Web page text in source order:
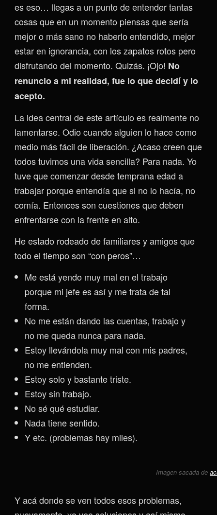
es eso… llegas a un punto de entender tantas
cosas que en un momento piensas que sería
mejor o más sano no haberlo entendido, mejor
estar en ignorancia, con los zapatos rotos pero
disfrutando del momento. Quizás. ¡Ojo! No
renuncio a mi realidad, fue lo que decidí y lo
acepto.
La idea central de este artículo es realmente no
lamentarse. Odio cuando alguien lo hace como
medio más fácil de liberación. ¿Acaso creen que
todos tuvimos una vida sencilla? Para nada. Yo
tuve que comenzar desde temprana edad a
trabajar porque entendía que si no lo hacía, no
comía. Entonces son cuestiones que deben
enfrentarse con la frente en alto.
He estado rodeado de familiares y amigos que
todo el tiempo son “con peros”…
Me está yendo muy mal en el trabajo
porque mi jefe es así y me trata de tal
forma.
No me están dando las cuentas, trabajo y
no me queda nunca para nada.
Estoy llevándola muy mal con mis padres,
no me entienden.
Estoy solo y bastante triste.
Estoy sin trabajo.
No sé qué estudiar.
Nada tiene sentido.
Y etc. (problemas hay miles).
Imagen sacada de
Y acá donde se ven todos esos problemas,